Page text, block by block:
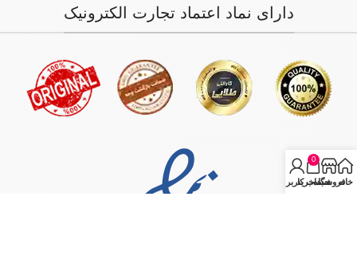
دارای نماد اعتماد تجارت الکترونیک
خانهفروشگاه
0
سبد خرید
حساب کاربری من